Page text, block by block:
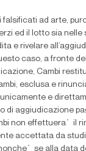
falsificati ad arte,
ed il lotto sia nelle
e rivelare
caso, a fronte
Cambi
esclusa e
e
di aggiudicazione
non effettuera` il
accettata da
se alla data